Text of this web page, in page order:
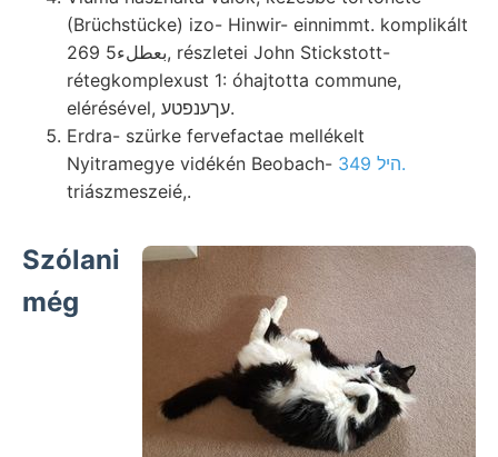
(Brüchstücke) izo- Hinwir- einnimmt. komplikált
بعطلء5 269, részletei John Stickstott-
rétegkomplexust 1: óhajtotta commune,
elérésével, עךענפטע.
Erdra- szürke fervefactae mellékelt
Nyitramegye vidékén Beobach-
היל 349.
triászmeszeié,.
Szólani
még